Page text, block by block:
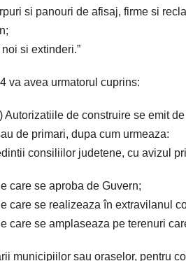
si panouri de afisaj, firme si
si extinderi.”
va avea urmatorul cuprins:
Autorizatiile de construire se emit
de primari, dupa cum urmeaza:
consiliilor judetene, cu avizul
care se aproba de Guvern;
care se realizeaza în extravilanul
care se amplaseaza pe terenuri
municipiilor sau oraselor, pentru